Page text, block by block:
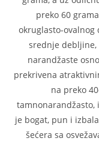
preko 60
okruglasto-ovalnog
srednje debljine,
narandžaste
prekrivena
na preko
tamnonarandžasto,
je bogat, pun i
šećera sa